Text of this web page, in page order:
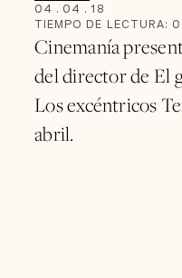
04 . 04 . 18
TIEMPO DE LECTURA:
Cinemanía
del director de El
Los excéntricos
abril.